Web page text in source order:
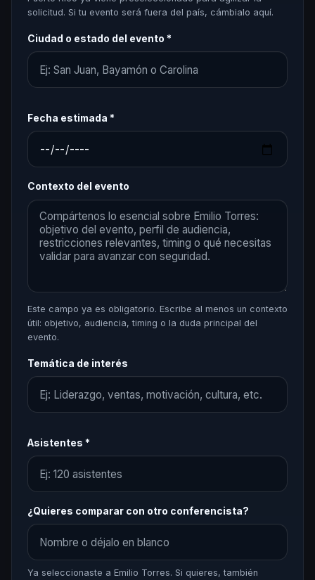
solicitud. Si tu evento será fuera del país, cámbialo aquí.
Ciudad o estado del evento *
Fecha estimada *
Contexto del evento
Este campo ya es obligatorio. Escribe al menos un contexto
útil: objetivo, audiencia, timing o la duda principal del
evento.
Temática de interés
Asistentes *
¿Quieres comparar con otro conferencista?
Ya seleccionaste a Emilio Torres. Si quieres, también